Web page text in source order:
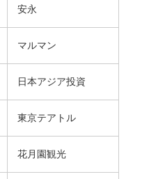
安永
マルマン
日本アジア投資
東京テアトル
花月園観光